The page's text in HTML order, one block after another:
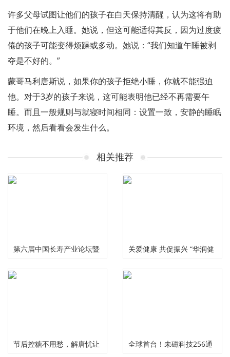
许多父母试图让他们的孩子在白天保持清醒，认为这将有助
于他们在晚上入睡。她说，但这可能适得其反，因为过度疲
倦的孩子可能变得烦躁或多动。她说：“我们知道午睡被剥
夺是不好的。”
蒙哥马利唐斯说，如果你的孩子拒绝小睡，你就不能强迫
他。对于3岁的孩子来说，这可能表明他已经不再需要午
睡。而且一般规则与就寝时间相同：设置一致，安静的睡眠
环境，然后看看会发生什么。
相关推荐
第六届中国长寿产业论坛暨
慢性病食药研究中心启动仪
关爱健康 共促振兴 “华润健
康乡村”公益项目三周年总
节后控糖不用愁，解唐忧让 全球首台！未磁科技256通